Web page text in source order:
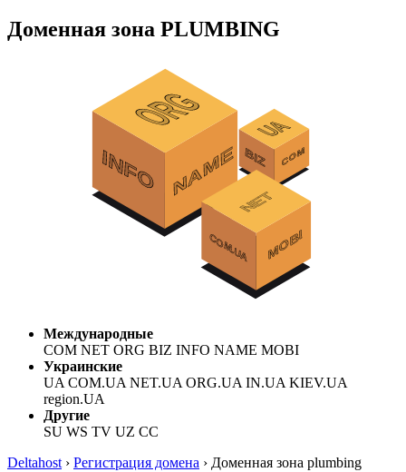
Доменная зона PLUMBING
Международные
COM NET ORG BIZ INFO NAME MOBI
Украинские
UA COM.UA NET.UA ORG.UA IN.UA KIEV.UA
region.UA
Другие
SU WS TV UZ CC
Deltahost › Регистрация домена › Доменная зона plumbing